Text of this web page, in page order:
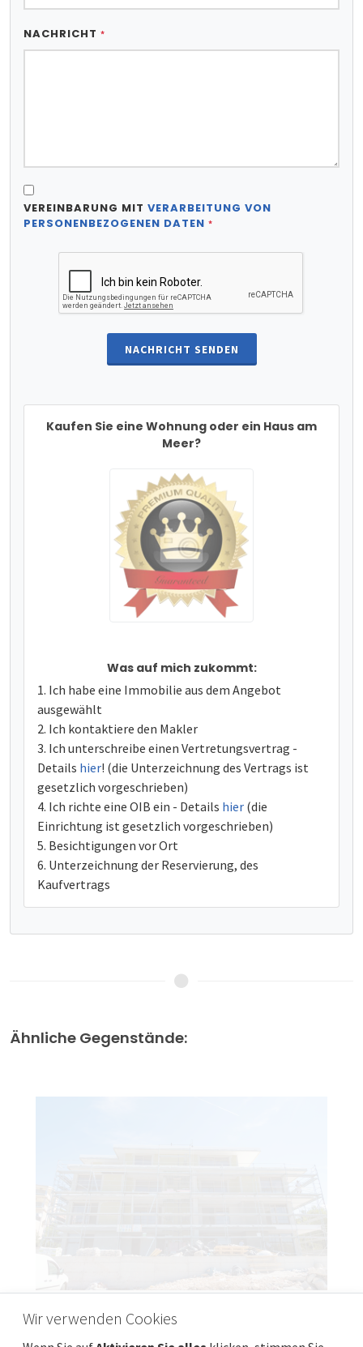
NACHRICHT *
VEREINBARUNG MIT VERARBEITUNG VON
PERSONENBEZOGENEN DATEN *
NACHRICHT SENDEN
Kaufen Sie eine Wohnung oder ein Haus am
Meer?
Was auf mich zukommt:
Ich habe eine Immobilie aus dem Angebot
ausgewählt
Ich kontaktiere den Makler
Ich unterschreibe einen Vertretungsvertrag -
Details hier! (die Unterzeichnung des Vertrags ist
gesetzlich vorgeschrieben)
Ich richte eine OIB ein - Details hier (die
Einrichtung ist gesetzlich vorgeschrieben)
Besichtigungen vor Ort
Unterzeichnung der Reservierung, des
Kaufvertrags
Ähnliche Gegenstände:
Wir verwenden Cookies